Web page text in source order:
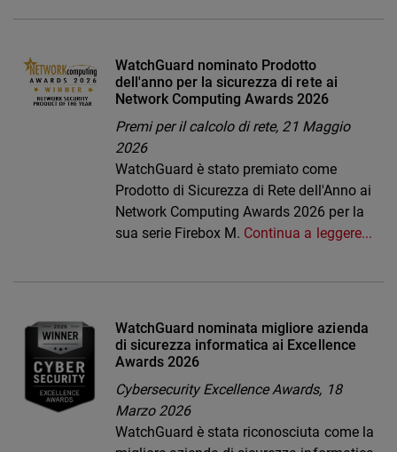
WatchGuard nominato Prodotto
dell'anno per la sicurezza di rete ai
Network Computing Awards 2026
Premi per il calcolo di rete, 21 Maggio
2026
WatchGuard è stato premiato come
Prodotto di Sicurezza di Rete dell'Anno ai
Network Computing Awards 2026 per la
sua serie Firebox M. Continua a leggere...
WatchGuard nominata migliore azienda
di sicurezza informatica ai Excellence
Awards 2026
Cybersecurity Excellence Awards, 18
Marzo 2026
WatchGuard è stata riconosciuta come la